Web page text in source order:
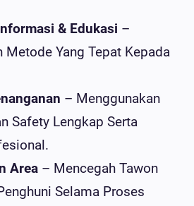
& Edukasi –
Metode Yang Tepat Kepada
– Menggunakan
Safety Lengkap Serta
Area – Mencegah Tawon
Selama Proses